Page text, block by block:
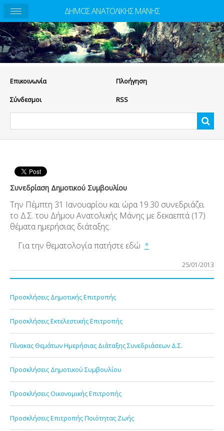
Eπικοινωνία Πλοήγηση
Σύνδεσμοι RSS
Συνεδρίαση Δημοτικού Συμβουλίου
Την Πέμπτη 31 Ιανουαρίου και ώρα 19.30 συνεδριάζει
το Δ.Σ. του Δήμου Ανατολικής Μάνης με δεκαεπτά (17)
θέματα ημερήσιας διάταξης.
Για την θεματολογία πατήστε εδώ *
25/01/2013
Προσκλήσεις Δημοτικής Επιτροπής
Προσκλήσεις Εκτελεστικής Επιτροπής
Πίνακας Θεμάτων Ημερήσιας Διάταξης Συνεδριάσεων Δ.Σ.
Προσκλήσεις Δημοτικού Συμβουλίου
Προσκλήσεις Οικονομικής Επιτροπής
Προσκλήσεις Επιτροπής Ποιότητας Ζωής
ΔΗΜΟΣ ΑΝΑΤΟΛΙΚΗΣ ΜΑΝΗΣ